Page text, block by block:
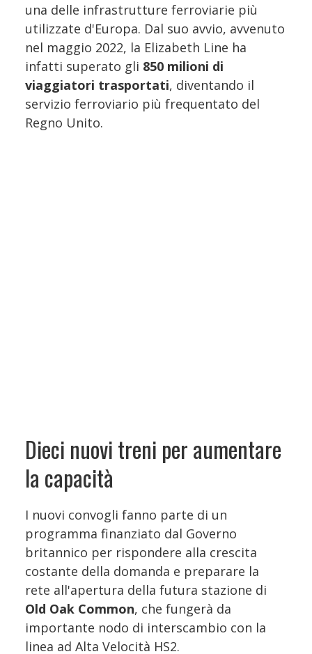
una delle infrastrutture ferroviarie più
utilizzate d'Europa. Dal suo avvio, avvenuto
nel maggio 2022, la Elizabeth Line ha
infatti superato gli 850 milioni di
viaggiatori trasportati, diventando il
servizio ferroviario più frequentato del
Regno Unito.
Dieci nuovi treni per aumentare
la capacità
I nuovi convogli fanno parte di un
programma finanziato dal Governo
britannico per rispondere alla crescita
costante della domanda e preparare la
rete all'apertura della futura stazione di
Old Oak Common, che fungerà da
importante nodo di interscambio con la
linea ad Alta Velocità HS2.